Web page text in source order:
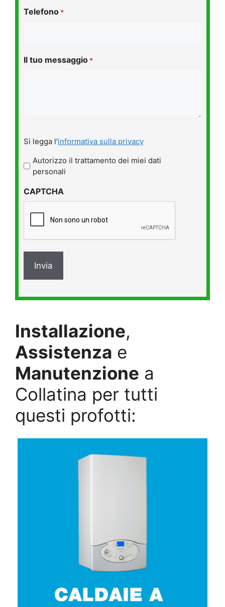
Telefono *
Il tuo messaggio *
legga
l'informativa
sulla
*
Si legga l'informativa sulla privacy
Autorizzo il trattamento dei miei dati
personali
CAPTCHA
Installazione,
Assistenza e
Manutenzione a
Collatina per tutti
questi profotti: